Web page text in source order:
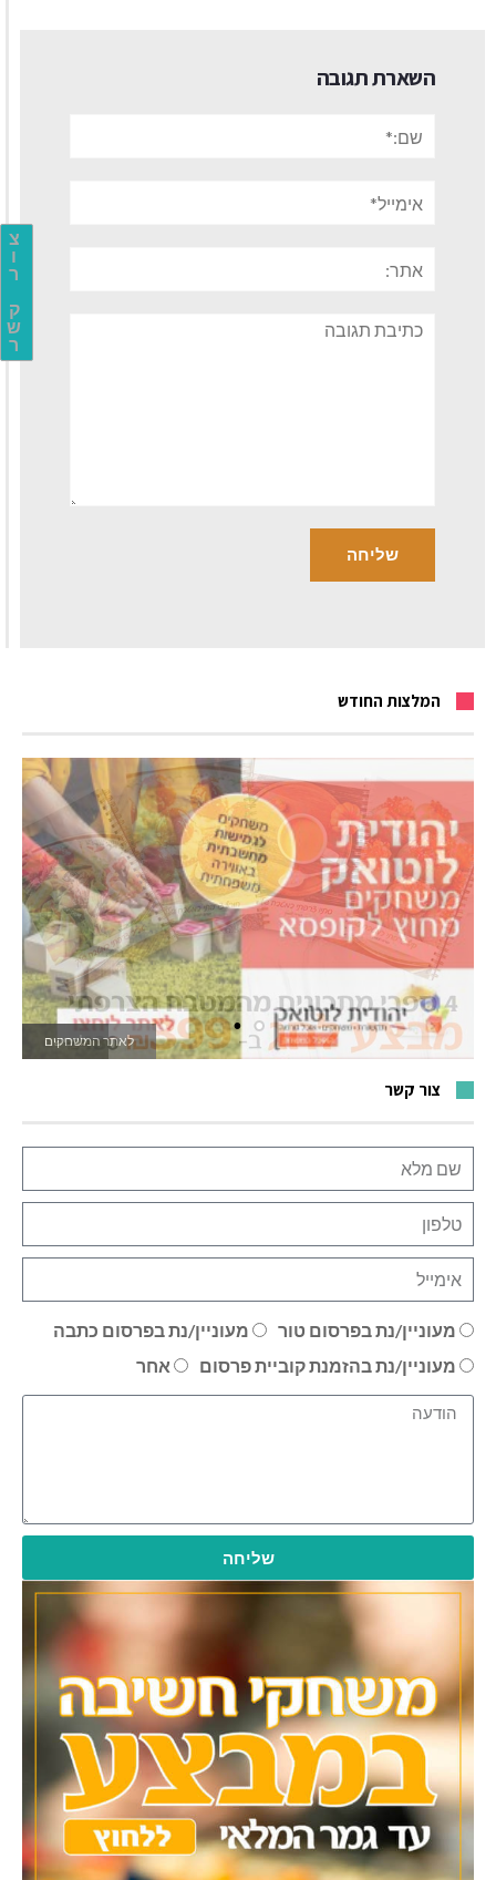
צ
ו
ר
ק
ש
ר
השארת תגובה
תגובה
המלצות החודש
לאתר המשחקים
צור קשר
מעוניין/נת בפרסום טור
מעוניין/נת בפרסום כתבה
מעוניין/נת בהזמנת קוביית פרסום
אחר
שליחה